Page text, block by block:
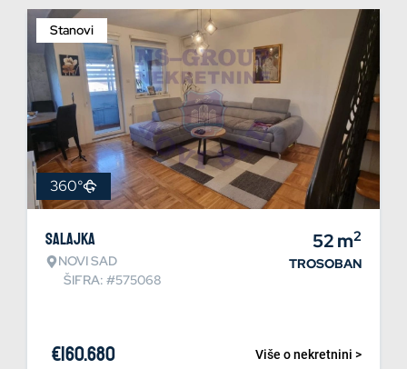
Stanovi
360°
Salajka
NOVI SAD
ŠIFRA: #575068
52m2
TROSOBAN
Više o nekretnini >
€160.680